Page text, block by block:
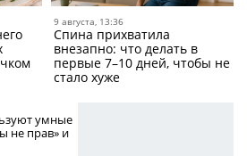
9 августа, 13:36
Спина прихватила
внезапно: что делать в
первые 7–10 дней, чтобы не
стало хуже
умные
не прав» и